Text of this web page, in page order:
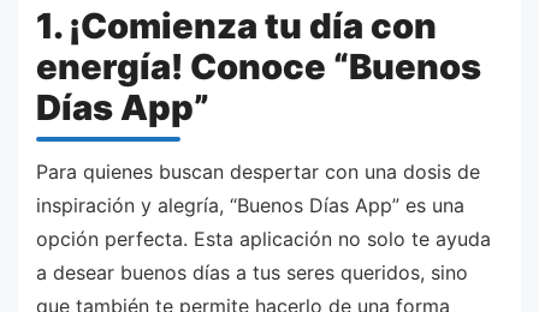
1. ¡Comienza tu día con
energía! Conoce “Buenos
Días App”
Para quienes buscan despertar con una dosis de
inspiración y alegría, “Buenos Días App” es una
opción perfecta. Esta aplicación no solo te ayuda
a desear buenos días a tus seres queridos, sino
que también te permite hacerlo de una forma